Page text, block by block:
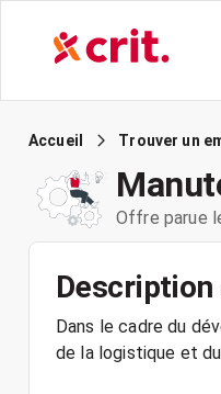
Accueil Trouver un
Offre parue
Dans le cadre du
de la logistique et